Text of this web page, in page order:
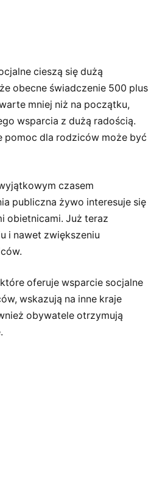
cieszą się dużą
obecne świadczenie 500 plus
mniej niż na początku,
wsparcia z dużą radością.
pomoc dla rodziców może być
czasem
publiczna żywo interesuje się
obietnicami. Już teraz
i nawet zwiększeniu
oferuje wsparcie socjalne
wskazują na inne kraje
obywatele otrzymują